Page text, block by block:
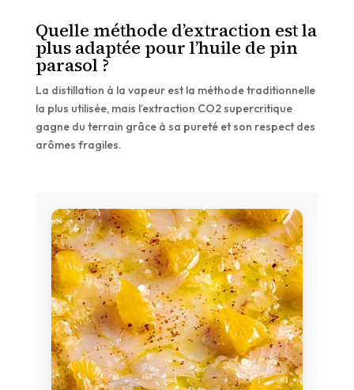
Quelle méthode d’extraction est la
plus adaptée pour l’huile de pin
parasol ?
La distillation à la vapeur est la méthode traditionnelle
la plus utilisée, mais l’extraction CO2 supercritique
gagne du terrain grâce à sa pureté et son respect des
arômes fragiles.